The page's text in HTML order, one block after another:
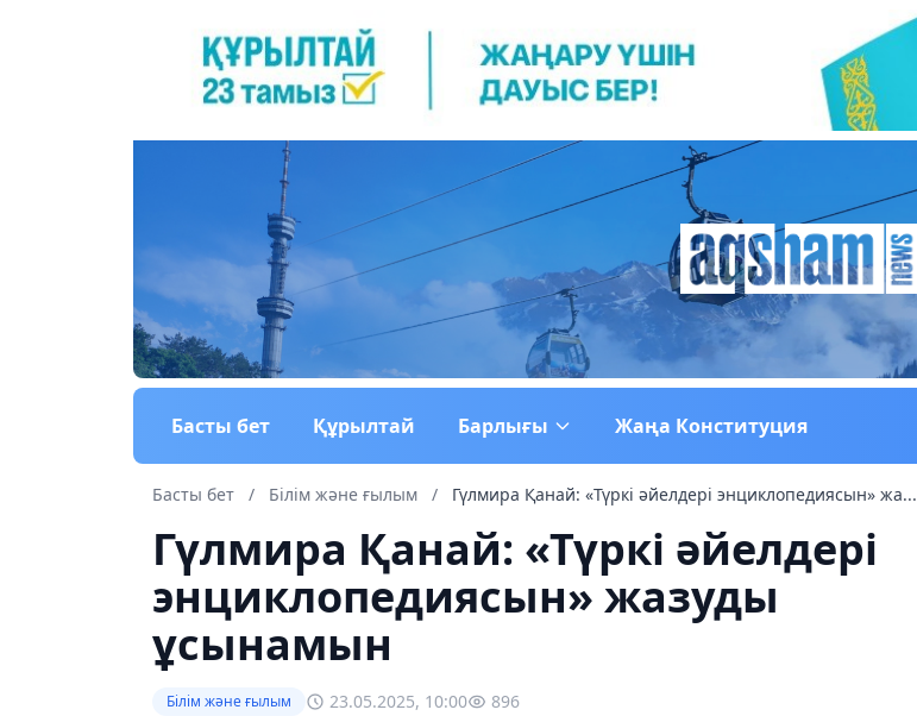
Басты бет Құрылтай Барлығы Жаңа Конституция
Басты бет / Білім және ғылым / Гүлмира Қанай: «Түркі әйелдері энциклопедиясын» жа...
Гүлмира Қанай: «Түркі әйелдері
энциклопедиясын» жазуды
ұсынамын
Білім және ғылым 23.05.2025, 10:00 896